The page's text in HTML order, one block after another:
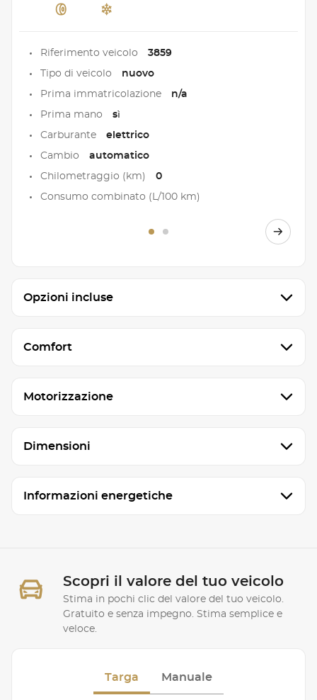
Riferimento veicolo 3859
Tipo di veicolo nuovo
Prima immatricolazione n/a
Prima mano sì
Carburante elettrico
Cambio automatico
Chilometraggio (km) 0
Consumo combinato (L/100 km)
Opzioni incluse
Comfort
Motorizzazione
Dimensioni
Informazioni energetiche
Scopri il valore del tuo veicolo
Stima in pochi clic del valore del tuo veicolo.
Gratuito e senza impegno. Stima semplice e
veloce.
Targa Manuale